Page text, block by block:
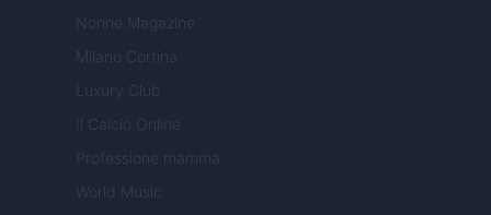
Nonne Magazine
Milano Cortina
Luxury Club
Il Calcio Online
Professione mamma
World Music